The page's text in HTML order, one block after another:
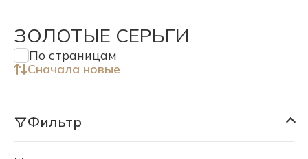
ЗОЛОТЫЕ СЕРЬГИ
По страницам
Сначала новые
Фильтр